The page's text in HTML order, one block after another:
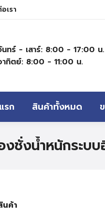
เรา
นทร์ - เสาร์: 8:00 - 17:00 น.
าทิตย์: 8:00 - 11:00 น.
รก สินค้าทั้งหมด
งชั่งน้ำหนักระบ
นค้า